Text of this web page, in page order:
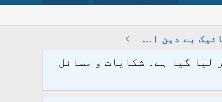
ڈاکٹر ذاکر نائیک بے دین اور زندیق ہے _ یہود و نصاری کا عالمی ایجنٹ ہے _ زرولی خان
2.1.7 پر کامیابی سے منتقل کر لیا گیا ہے۔ شکایات و مسائل